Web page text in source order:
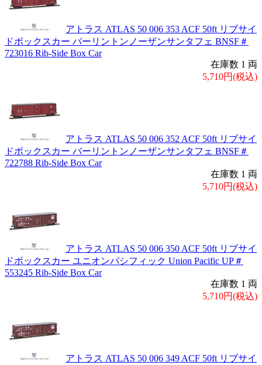
アトラス ATLAS 50 006 353 ACF 50ft リブサイ
ドボックスカー バーリントンノーザンサンタフェ BNSF＃
723016 Rib-Side Box Car
在庫数 1 両
5,710円(税込)
アトラス ATLAS 50 006 352 ACF 50ft リブサイ
ドボックスカー バーリントンノーザンサンタフェ BNSF＃
722788 Rib-Side Box Car
在庫数 1 両
5,710円(税込)
アトラス ATLAS 50 006 350 ACF 50ft リブサイ
ドボックスカー ユニオンパシフィック Union Pacific UP＃
553245 Rib-Side Box Car
在庫数 1 両
5,710円(税込)
アトラス ATLAS 50 006 349 ACF 50ft リブサイ